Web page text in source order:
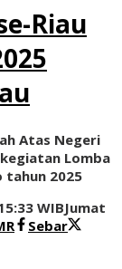
Riau
Atas Negeri
Lomba
tahun 2025
WIBJumat
Sebar